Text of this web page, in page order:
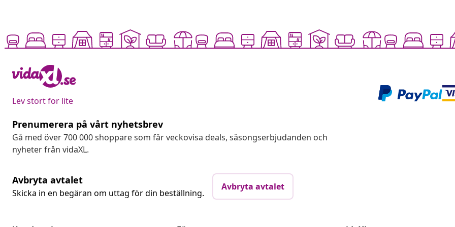
Lev stort for lite
Prenumerera på vårt nyhetsbrev
Gå med över 700 000 shoppare som får veckovisa deals, säsongserbjudanden och
nyheter från vidaXL.
Avbryta avtalet
Skicka in en begäran om uttag för din beställning.
Avbryta avtalet